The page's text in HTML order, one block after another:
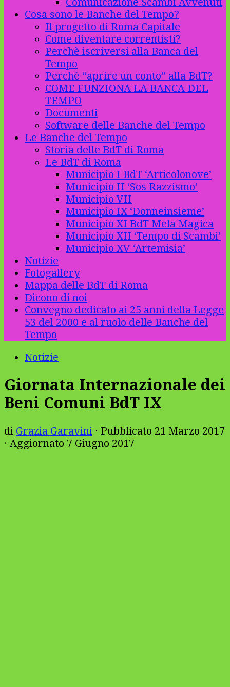
Cosa sono le Banche del Tempo?
Il progetto di Roma Capitale
Come diventare correntisti?
Perchè iscriversi alla Banca del
Tempo
Perchè “aprire un conto” alla BdT?
COME FUNZIONA LA BANCA DEL
TEMPO
Documenti
Software delle Banche del Tempo
Le Banche del Tempo
Storia delle BdT di Roma
Le BdT di Roma
Municipio I BdT ‘Articolonove’
Municipio II ‘Sos Razzismo’
Municipio VII
Municipio IX ‘Donneinsieme’
Municipio XI BdT Mela Magica
Municipio XII ‘Tempo di Scambi’
Municipio XV ‘Artemisia’
Notizie
Fotogallery
Mappa delle BdT di Roma
Dicono di noi
Convegno dedicato ai 25 anni della Legge
53 del 2000 e al ruolo delle Banche del
Tempo
Notizie
Giornata Internazionale dei
Beni Comuni BdT IX
di Grazia Garavini · Pubblicato 21 Marzo 2017
· Aggiornato 7 Giugno 2017